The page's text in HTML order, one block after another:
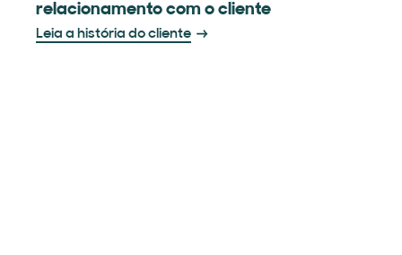
relacionamento com o cliente
Leia a história do cliente